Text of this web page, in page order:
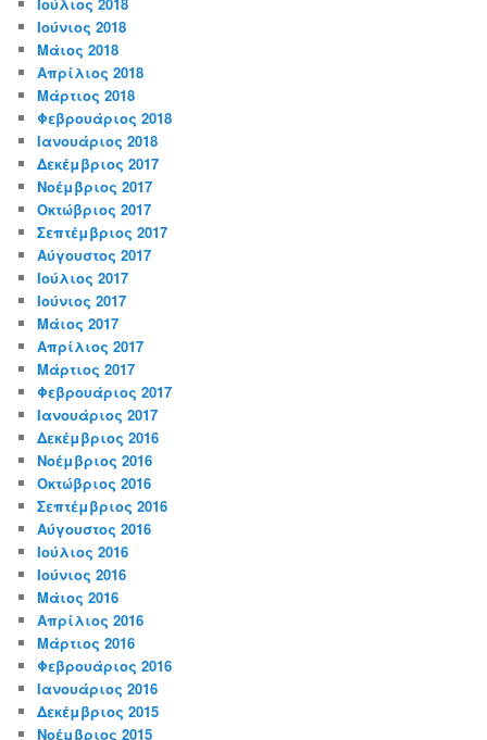
Ιούνιος 2018
Μάιος 2018
Απρίλιος 2018
Μάρτιος 2018
Φεβρουάριος 2018
Ιανουάριος 2018
Δεκέμβριος 2017
Νοέμβριος 2017
Οκτώβριος 2017
Σεπτέμβριος 2017
Αύγουστος 2017
Ιούλιος 2017
Ιούνιος 2017
Μάιος 2017
Απρίλιος 2017
Μάρτιος 2017
Φεβρουάριος 2017
Ιανουάριος 2017
Δεκέμβριος 2016
Νοέμβριος 2016
Οκτώβριος 2016
Σεπτέμβριος 2016
Αύγουστος 2016
Ιούλιος 2016
Ιούνιος 2016
Μάιος 2016
Απρίλιος 2016
Μάρτιος 2016
Φεβρουάριος 2016
Ιανουάριος 2016
Δεκέμβριος 2015
Νοέμβριος 2015